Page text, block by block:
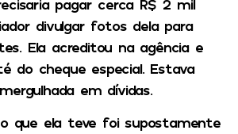
pagar cerca R$ 2 mil
divulgar fotos dela para
Ela acreditou na agência e
do cheque especial. Estava
em dívidas.
que ela teve foi supostamente